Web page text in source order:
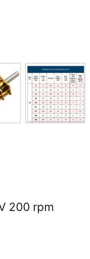
200 rpm